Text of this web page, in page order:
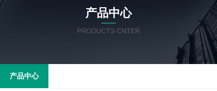
产品中心
PRODUCTS CNTER
产品中心